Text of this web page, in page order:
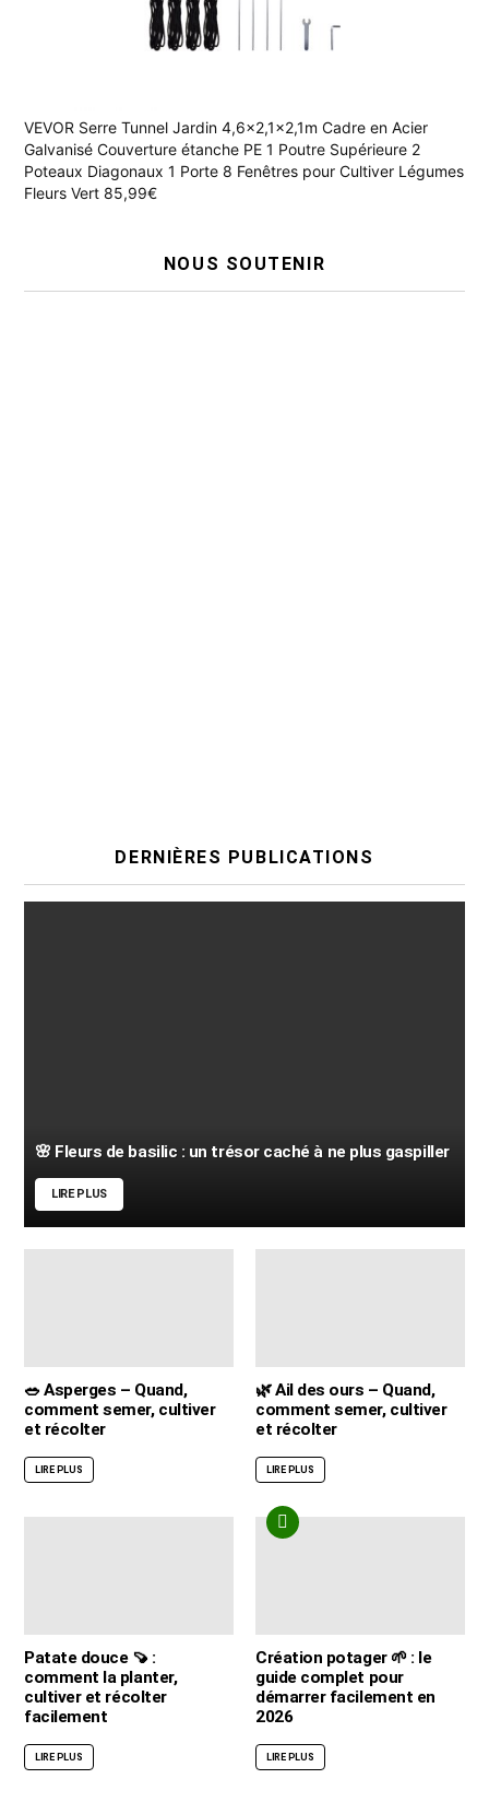
VEVOR Serre Tunnel Jardin 4,6x2,1x2,1m Cadre en Acier
Galvanisé Couverture étanche PE 1 Poutre Supérieure 2
Poteaux Diagonaux 1 Porte 8 Fenêtres pour Cultiver Légumes
Fleurs Vert 85,99€
NOUS SOUTENIR
DERNIÈRES PUBLICATIONS
🌸 Fleurs de basilic : un trésor caché à ne plus gaspiller
LIRE PLUS
🥗 Asperges – Quand,
comment semer, cultiver
et récolter
LIRE PLUS
🌿 Ail des ours – Quand,
comment semer, cultiver
et récolter
LIRE PLUS
Patate douce 🍠 :
comment la planter,
cultiver et récolter
facilement
LIRE PLUS
Création potager 🌱 : le
guide complet pour
démarrer facilement en
2026
LIRE PLUS